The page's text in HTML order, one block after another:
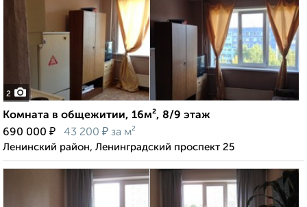
2
Комната в общежитии, 16м², 8/9 этаж
690 000 ₽ 43 200 ₽ за м²
Ленинский район, Ленинградский проспект 25